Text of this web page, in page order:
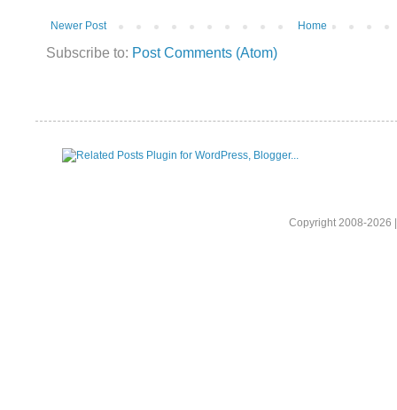
Newer Post Home
Subscribe to: Post Comments (Atom)
Copyright 2008-2026